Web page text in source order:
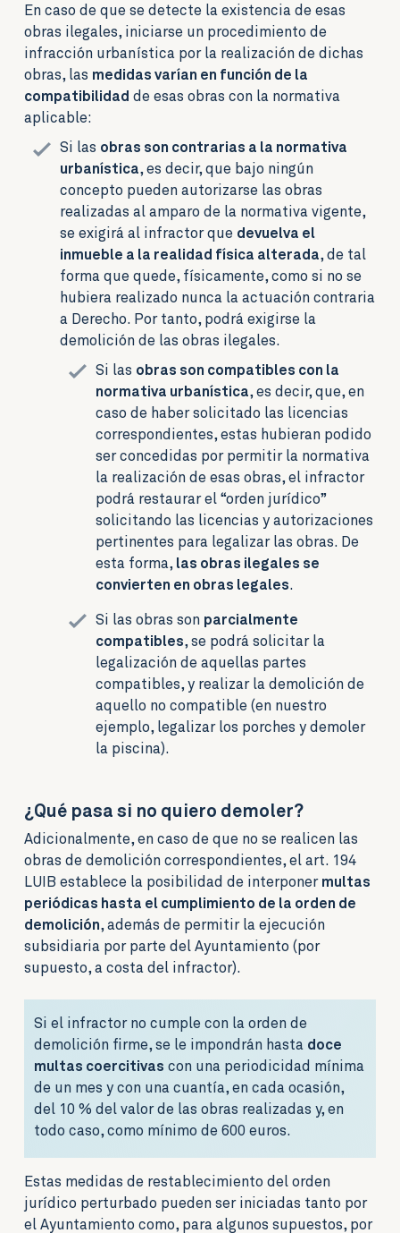
En caso de que se detecte la existencia de esas
obras ilegales, iniciarse un procedimiento de
infracción urbanística por la realización de dichas
obras, las medidas varían en función de la
compatibilidad de esas obras con la normativa
aplicable:
Si las obras son contrarias a la normativa
urbanística, es decir, que bajo ningún
concepto pueden autorizarse las obras
realizadas al amparo de la normativa vigente,
se exigirá al infractor que devuelva el
inmueble a la realidad física alterada, de tal
forma que quede, físicamente, como si no se
hubiera realizado nunca la actuación contraria
a Derecho. Por tanto, podrá exigirse la
demolición de las obras ilegales.
Si las obras son compatibles con la
normativa urbanística, es decir, que, en
caso de haber solicitado las licencias
correspondientes, estas hubieran podido
ser concedidas por permitir la normativa
la realización de esas obras, el infractor
podrá restaurar el “orden jurídico”
solicitando las licencias y autorizaciones
pertinentes para legalizar las obras. De
esta forma, las obras ilegales se
convierten en obras legales.
Si las obras son parcialmente
compatibles, se podrá solicitar la
legalización de aquellas partes
compatibles, y realizar la demolición de
aquello no compatible (en nuestro
ejemplo, legalizar los porches y demoler
la piscina).
¿Qué pasa si no quiero demoler?
Adicionalmente, en caso de que no se realicen las
obras de demolición correspondientes, el art. 194
LUIB establece la posibilidad de interponer multas
periódicas hasta el cumplimiento de la orden de
demolición, además de permitir la ejecución
subsidiaria por parte del Ayuntamiento (por
supuesto, a costa del infractor).
Si el infractor no cumple con la orden de
demolición firme, se le impondrán hasta doce
multas coercitivas con una periodicidad mínima
de un mes y con una cuantía, en cada ocasión,
del 10 % del valor de las obras realizadas y, en
todo caso, como mínimo de 600 euros.
Estas medidas de restablecimiento del orden
jurídico perturbado pueden ser iniciadas tanto por
el Ayuntamiento como, para algunos supuestos, por